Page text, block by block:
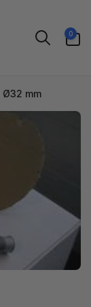
0
varer
Ø32 mm